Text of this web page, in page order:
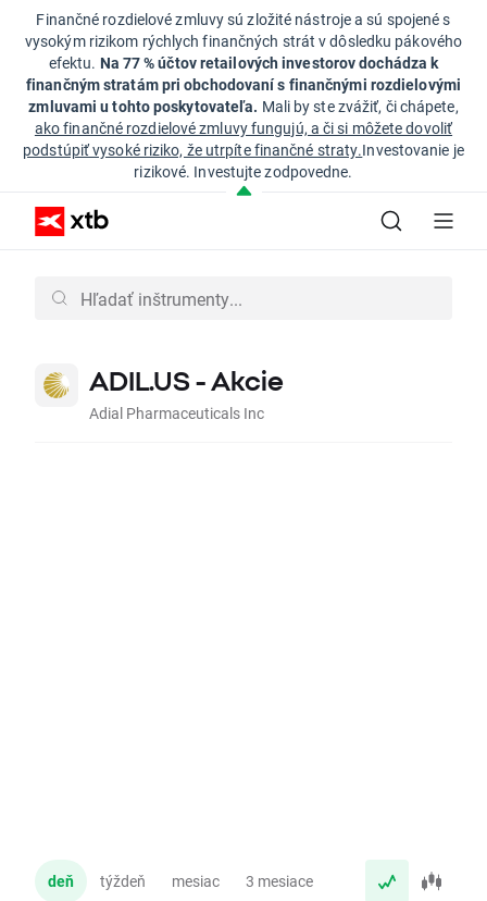
Finančné rozdielové zmluvy sú zložité nástroje a sú spojené s
vysokým rizikom rýchlych finančných strát v dôsledku pákového
efektu. Na 77 % účtov retailových investorov dochádza k
finančným stratám pri obchodovaní s finančnými rozdielovými
zmluvami u tohto poskytovateľa. Mali by ste zvážiť, či chápete,
ako finančné rozdielové zmluvy fungujú, a či si môžete dovoliť
podstúpiť vysoké riziko, že utrpíte finančné straty.Investovanie je
rizikové. Investujte zodpovedne.
ADIL.US - Akcie
Adial Pharmaceuticals Inc
deň týždeň mesiac 3 mesiace